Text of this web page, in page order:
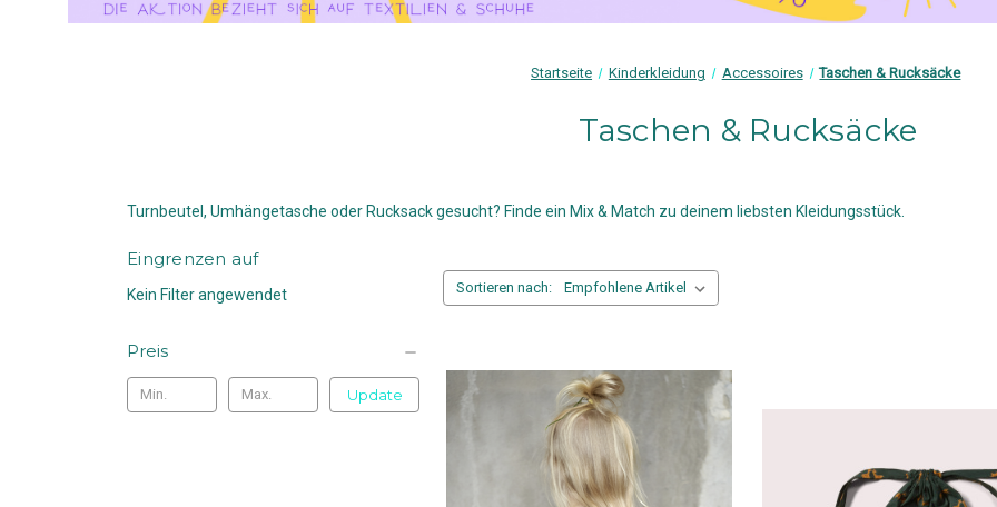
Startseite Kinderkleidung Accessoires Taschen & Rucksäcke
Taschen & Rucksäcke
Turnbeutel, Umhängetasche oder Rucksack gesucht? Finde ein Mix & Match zu deinem liebsten Kleidungsstück.
Eingrenzen auf
Kein Filter angewendet
Preis
Update
Sortieren nach: